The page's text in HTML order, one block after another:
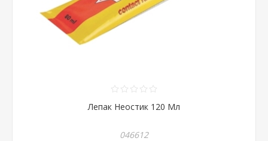
Лепак Неостик 120 Мл
046612